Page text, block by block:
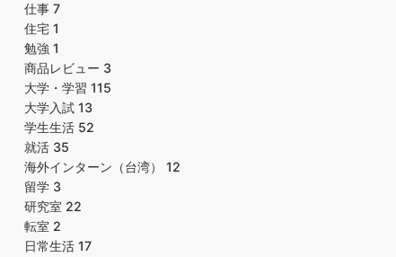
仕事 7
住宅 1
勉強 1
商品レビュー 3
大学・学習 115
大学入試 13
学生生活 52
就活 35
海外インターン（台湾） 12
留学 3
研究室 22
転室 2
日常生活 17